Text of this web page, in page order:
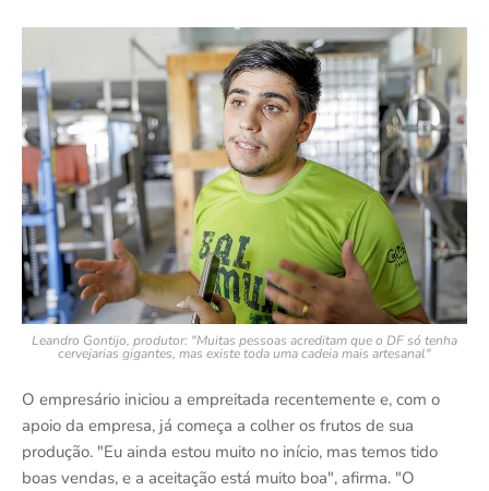
Leandro Gontijo, produtor: "Muitas pessoas acreditam que o DF só tenha
cervejarias gigantes, mas existe toda uma cadeia mais artesanal"
O empresário iniciou a empreitada recentemente e, com o
apoio da empresa, já começa a colher os frutos de sua
produção. "Eu ainda estou muito no início, mas temos tido
boas vendas, e a aceitação está muito boa", afirma. "O